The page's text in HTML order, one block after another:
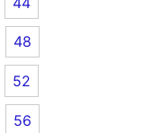
48
52
56